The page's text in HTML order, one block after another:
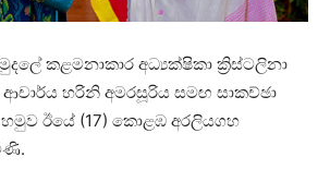
කළමනාකාර අධ්‍යක්ෂිකා ක්‍රිස්ටලිනා
ආචාර්ය හරිනි අමරසූරිය සමඟ සාකච්ඡා
ඊයේ (17) කොළඹ අරලියගහ